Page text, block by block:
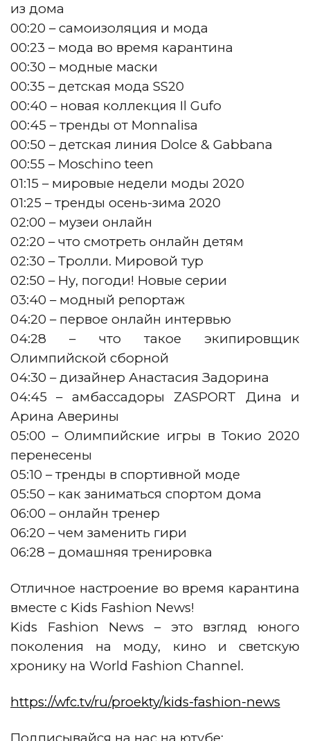
из дома
00:20 – самоизоляция и мода
00:23 – мода во время карантина
00:30 – модные маски
00:35 – детская мода SS20
00:40 – новая коллекция Il Gufo
00:45 – тренды от Monnalisa
00:50 – детская линия Dolce & Gabbana
00:55 – Moschino teen
01:15 – мировые недели моды 2020
01:25 – тренды осень-зима 2020
02:00 – музеи онлайн
02:20 – что смотреть онлайн детям
02:30 – Тролли. Мировой тур
02:50 – Ну, погоди! Новые серии
03:40 – модный репортаж
04:20 – первое онлайн интервью
04:28 – что такое экипировщик
Олимпийской сборной
04:30 – дизайнер Анастасия Задорина
04:45 – амбассадоры ZASPORT Дина и
Арина Аверины
05:00 – Олимпийские игры в Токио 2020
перенесены
05:10 – тренды в спортивной моде
05:50 – как заниматься спортом дома
06:00 – онлайн тренер
06:20 – чем заменить гири
06:28 – домашняя тренировка
Отличное настроение во время карантина
вместе с Kids Fashion News!
Kids Fashion News – это взгляд юного
поколения на моду, кино и светскую
хронику на World Fashion Channel.
https://wfc.tv/ru/proekty/kids-fashion-news